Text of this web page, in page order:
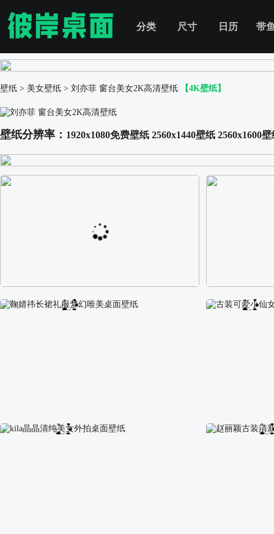
分类 尺寸 日历 带
壁纸 > 美女壁纸 > 刘亦菲 窗台美女2K高清壁纸 【4K壁纸】
壁纸分辨率： 1920x1080免费壁纸 2560x1440壁纸 2560x1600壁
阿尔卑斯山区自然风景壁纸 校园长发可爱
鞠婧祎长裙礼服梦幻唯美桌面壁纸 古装可爱小仙女